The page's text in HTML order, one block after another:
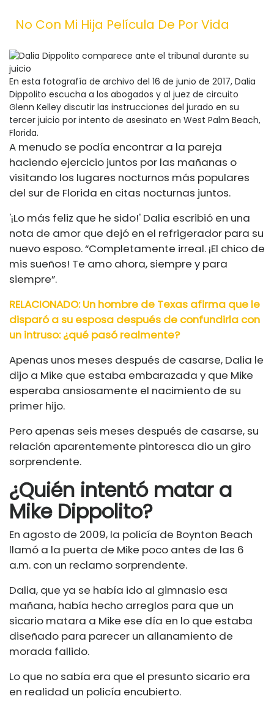
No Con Mi Hija Película De Por Vida
En esta fotografía de archivo del 16 de junio de 2017, Dalia
Dippolito escucha a los abogados y al juez de circuito
Glenn Kelley discutir las instrucciones del jurado en su
tercer juicio por intento de asesinato en West Palm Beach,
Florida.
A menudo se podía encontrar a la pareja
haciendo ejercicio juntos por las mañanas o
visitando los lugares nocturnos más populares
del sur de Florida en citas nocturnas juntos.
'¡Lo más feliz que he sido!' Dalia escribió en una
nota de amor que dejó en el refrigerador para su
nuevo esposo. “Completamente irreal. ¡El chico de
mis sueños! Te amo ahora, siempre y para
siempre”.
RELACIONADO:Un hombre de Texas afirma que le
disparó a su esposa después de confundirla con
un intruso: ¿qué pasó realmente?
Apenas unos meses después de casarse, Dalia le
dijo a Mike que estaba embarazada y que Mike
esperaba ansiosamente el nacimiento de su
primer hijo.
Pero apenas seis meses después de casarse, su
relación aparentemente pintoresca dio un giro
sorprendente.
¿Quién intentó matar a
Mike Dippolito?
En agosto de 2009, la policía de Boynton Beach
llamó a la puerta de Mike poco antes de las 6
a.m. con un reclamo sorprendente.
Dalia, que ya se había ido al gimnasio esa
mañana, había hecho arreglos para que un
sicario matara a Mike ese día en lo que estaba
diseñado para parecer un allanamiento de
morada fallido.
Lo que no sabía era que el presunto sicario era
en realidad un policía encubierto.